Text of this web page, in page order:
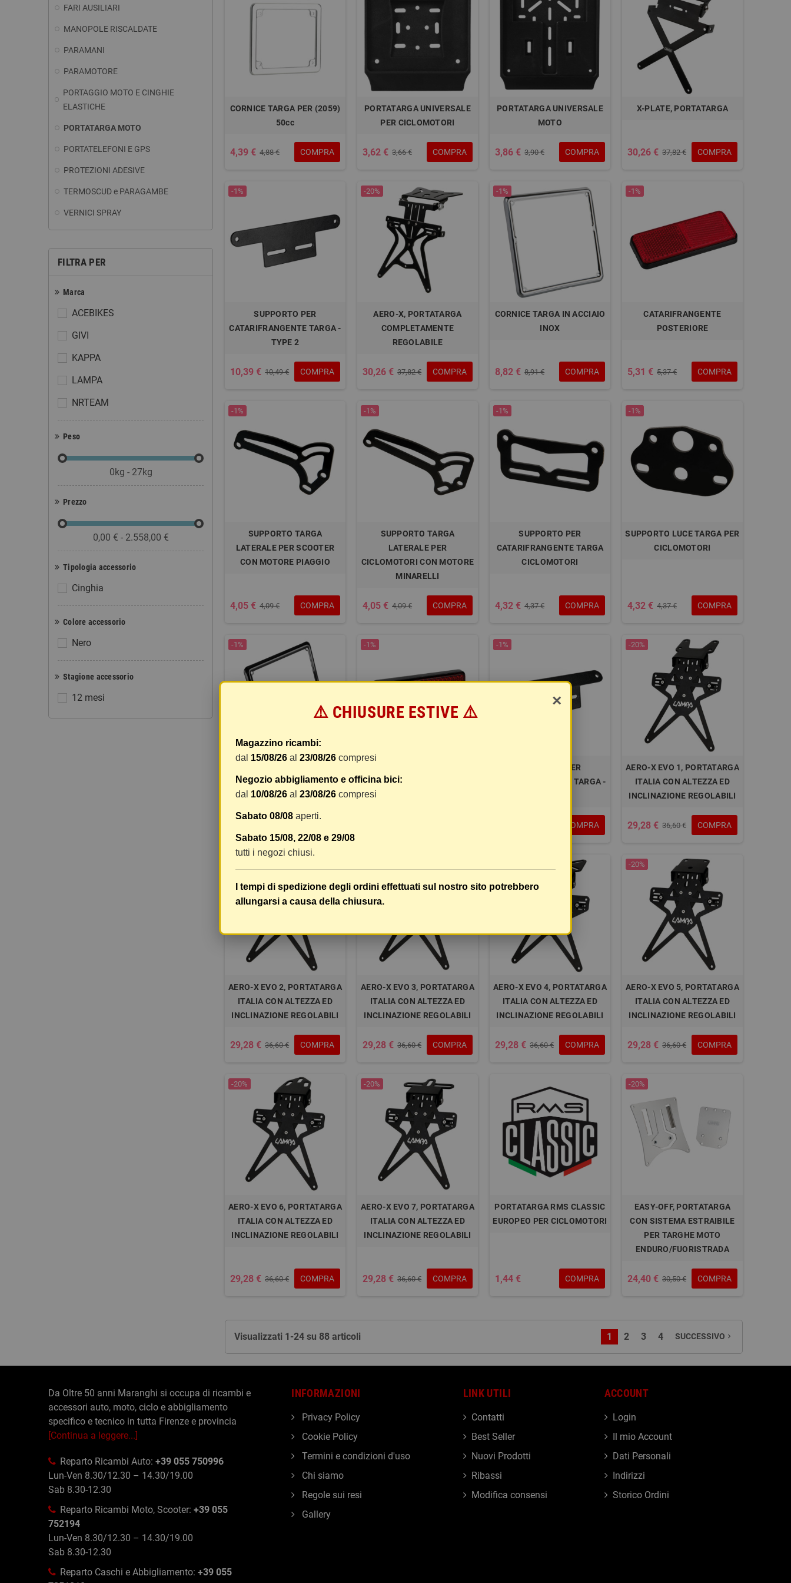
FARI AUSILIARI
MANOPOLE RISCALDATE
PARAMANI
PARAMOTORE
PORTAGGIO MOTO E CINGHIE
ELASTICHE
PORTATARGA MOTO
PORTATELEFONI E GPS
PROTEZIONI ADESIVE
TERMOSCUD e PARAGAMBE
VERNICI SPRAY
FILTRA PER
Marca
ACEBIKES
GIVI
KAPPA
LAMPA
NRTEAM
Peso
0kg - 27kg
Prezzo
0,00 € - 2.558,00 €
Tipologia accessorio
Cinghia
Colore accessorio
Nero
Stagione accessorio
12 mesi
CORNICE TARGA PER (2059)
50cc
4,39 € 4,88 € COMPRA
PORTATARGA UNIVERSALE
PER CICLOMOTORI
3,62 € 3,66 € COMPRA
PORTATARGA UNIVERSALE
MOTO
3,86 € 3,90 € COMPRA
X-PLATE, PORTATARGA
30,26 € 37,82 € COMPRA
-1%
SUPPORTO PER
CATARIFRANGENTE TARGA -
TYPE 2
10,39 € 10,49 € COMPRA
-20%
AERO-X, PORTATARGA
COMPLETAMENTE
REGOLABILE
30,26 € 37,82 € COMPRA
-1%
CORNICE TARGA IN ACCIAIO
INOX
8,82 € 8,91 € COMPRA
-1%
CATARIFRANGENTE
POSTERIORE
5,31 € 5,37 € COMPRA
-1%
SUPPORTO TARGA
LATERALE PER SCOOTER
CON MOTORE PIAGGIO
4,05 € 4,09 € COMPRA
-1%
SUPPORTO TARGA
LATERALE PER
CICLOMOTORI CON MOTORE
MINARELLI
4,05 € 4,09 € COMPRA
-1%
SUPPORTO PER
CATARIFRANGENTE TARGA
CICLOMOTORI
4,32 € 4,37 € COMPRA
-1%
SUPPORTO LUCE TARGA PER
CICLOMOTORI
4,32 € 4,37 € COMPRA
-1%
ACCIAIO - NERO
-1%
POSTERIORE CON VITE -
-1%
SUPPORTO PER
CATARIFRANGENTE TARGA -
COMPRA
-20%
AERO-X EVO 1, PORTATARGA
ITALIA CON ALTEZZA ED
INCLINAZIONE REGOLABILI
29,28 € 36,60 € COMPRA
AERO-X EVO 2, PORTATARGA
ITALIA CON ALTEZZA ED
INCLINAZIONE REGOLABILI
29,28 € 36,60 € COMPRA
AERO-X EVO 3, PORTATARGA
ITALIA CON ALTEZZA ED
INCLINAZIONE REGOLABILI
29,28 € 36,60 € COMPRA
AERO-X EVO 4, PORTATARGA
ITALIA CON ALTEZZA ED
INCLINAZIONE REGOLABILI
29,28 € 36,60 € COMPRA
-20%
AERO-X EVO 5, PORTATARGA
ITALIA CON ALTEZZA ED
INCLINAZIONE REGOLABILI
29,28 € 36,60 € COMPRA
-20%
AERO-X EVO 6, PORTATARGA
ITALIA CON ALTEZZA ED
INCLINAZIONE REGOLABILI
29,28 € 36,60 € COMPRA
-20%
AERO-X EVO 7, PORTATARGA
ITALIA CON ALTEZZA ED
INCLINAZIONE REGOLABILI
29,28 € 36,60 € COMPRA
PORTATARGA RMS CLASSIC
EUROPEO PER CICLOMOTORI
1,44 € COMPRA
-20%
EASY-OFF, PORTATARGA
CON SISTEMA ESTRAIBILE
PER TARGHE MOTO
ENDURO/FUORISTRADA
24,40 € 30,50 € COMPRA
Visualizzati 1-24 su 88 articoli 1 2 3 4 SUCCESSIVO navigate_next
×
⚠️ CHIUSURE ESTIVE ⚠️
Magazzino ricambi:
dal 15/08/26 al 23/08/26 compresi
Negozio abbigliamento e officina bici:
dal 10/08/26 al 23/08/26 compresi
Sabato 08/08 aperti.
Sabato 15/08, 22/08 e 29/08
tutti i negozi chiusi.
I tempi di spedizione degli ordini effettuati sul nostro sito potrebbero
allungarsi a causa della chiusura.
Da Oltre 50 anni Maranghi si occupa di ricambi e
accessori auto, moto, ciclo e abbigliamento
specifico e tecnico in tutta Firenze e provincia
[Continua a leggere...]
Reparto Ricambi Auto: +39 055 750996
Lun-Ven 8.30/12.30 – 14.30/19.00
Sab 8.30-12.30
Reparto Ricambi Moto, Scooter: +39 055
752194
Lun-Ven 8.30/12.30 – 14.30/19.00
Sab 8.30-12.30
Reparto Caschi e Abbigliamento: +39 055
LINK UTILI
Contatti
Best Seller
Nuovi Prodotti
Ribassi
Modifica consensi
ACCOUNT
Login
Il mio Account
Dati Personali
Indirizzi
Storico Ordini
INFORMAZIONI
Privacy Policy
Cookie Policy
Termini e condizioni d'uso
Chi siamo
Regole sui resi
Gallery